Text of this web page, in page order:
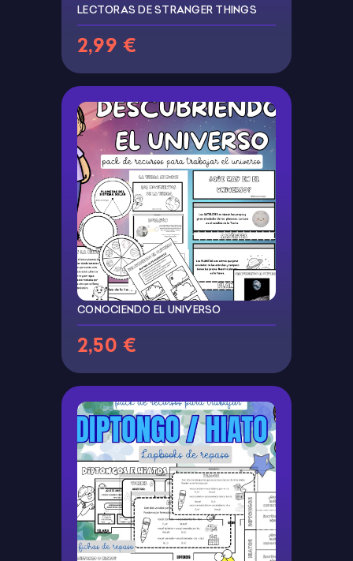
LECTORAS DE STRANGER THINGS
2,99 €
CONOCIENDO EL UNIVERSO
2,50 €